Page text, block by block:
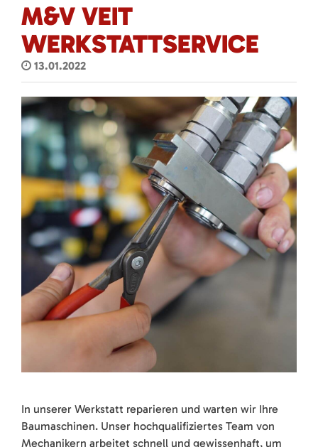
M&V VEIT
WERKSTATTSERVICE
13.01.2022
In unserer Werkstatt reparieren und warten wir Ihre
Baumaschinen. Unser hochqualifiziertes Team von
Mechanikern arbeitet schnell und gewissenhaft, um